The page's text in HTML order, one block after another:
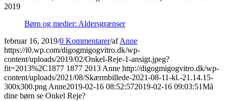
2019
Børn og medier: Aldersgrænser
februar 16, 2019/0 Kommentarer/afAnne
https://i0.wp.com/digogmigogvitro.dk/wp-
content/uploads/2019/02/Onkel-Reje-1-ansigt.jpeg?
fit=2013%2C1877 1877 2013 Anne http://digogmigogvitro.dk/wp-
content/uploads/2021/08/Skærmbillede-2021-08-11-kl.-21.14.15-
300x300.png Anne2019-02-16 08:52:572019-02-16 09:03:51Må
dine børn se Onkel Reje?